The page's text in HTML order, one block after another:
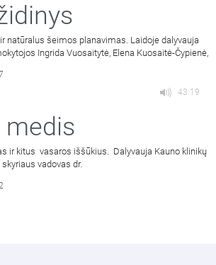
natūralus šeimos planavimas. Laidoje dalyvauja
Ingrida Vuosaitytė, Elena Kuosaitė-Čypienė,
43:19
medis
ir kitus vasaros iššūkius. Dalyvauja Kauno klinikų
vadovas dr.